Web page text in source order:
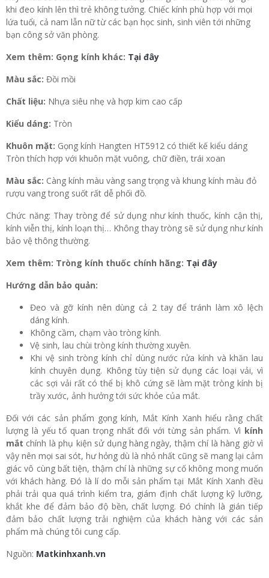
khi đeo kính lên thì trẻ không tưởng. Chiếc kính phù hợp với mọi
lứa tuổi, cả nam lẫn nữ từ các bạn học sinh, sinh viên tới những
bạn công sở văn phòng.
Xem thêm: Gọng kính khác: Tại đây
Màu sắc: Đồi mồi
Chất liệu: Nhựa siêu nhẹ và hợp kim cao cấp
Kiểu dáng: Tròn
Khuôn mặt: Gọng kính Hangten HT5912 có thiết kế kiểu dáng
Tròn thích hợp với khuôn mặt vuông, chữ điền, trái xoan
Màu sắc: Càng kính màu vàng sang trọng và khung kính màu đỏ
rượu vang trong suốt rất dễ phối đồ.
Chức năng: Thay tròng để sử dụng như kính thuốc, kính cận thị,
kính viễn thị, kính loạn thị… Không thay tròng sẽ sử dụng như kính
bảo vệ thông thường.
Xem thêm: Tròng kính thuốc chính hãng: Tại đây
Hướng dẫn bảo quản:
Đeo và gỡ kính nên dùng cả 2 tay để tránh làm xô lệch
dáng kính.
Không cầm, chạm vào tròng kính.
Vệ sinh, lau chùi tròng kính thường xuyên.
Khi vệ sinh tròng kính chỉ dùng nước rửa kính và khăn lau
kính chuyên dụng. Không tùy tiện sử dụng các loại vải, vì
các sợi vải rất có thể bị khô cứng sẽ làm mặt tròng kính bị
trầy xước, ảnh hưởng tới sức khỏe của mắt.
Đối với các sản phẩm gọng kính, Mắt Kính Xanh hiểu rằng chất
lượng là yếu tố quan trọng nhất đối với từng sản phẩm. Vì kính
mắt chính là phụ kiện sử dụng hàng ngày, thậm chí là hàng giờ vì
vậy nên mọi sai sót, hư hỏng dù là nhỏ nhất cũng sẽ mang lại cảm
giác vô cùng bất tiện, thậm chí là những sự cố không mong muốn
với khách hàng. Đó là lí do mỗi sản phẩm tại Mắt Kính Xanh đều
phải trải qua quá trình kiểm tra, giám định chất lượng kỹ lưỡng,
khắt khe để đảm bảo độ bền, chất lượng. Đó chính là gián tiếp
đảm bảo chất lượng trải nghiệm của khách hàng với các sản
phẩm mà chúng tôi cung cấp.
Nguồn: Matkinhxanh.vn